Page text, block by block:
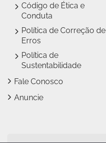
Código de Ética e
Conduta
Política de Correção de
Erros
Política de
Sustentabilidade
Fale Conosco
Anuncie